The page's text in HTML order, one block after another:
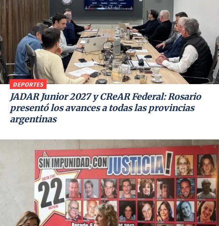
DEPORTES
JADAR Junior 2027 y CReAR Federal: Rosario
presentó los avances a todas las provincias
argentinas